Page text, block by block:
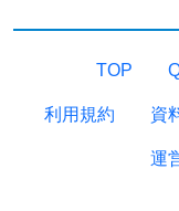
TOP
利用規約 資
運